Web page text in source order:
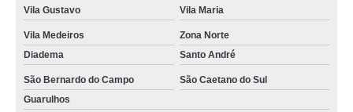
Vila Gustavo Vila Maria
Vila Medeiros
Zona Norte
Diadema
Santo André
São Bernardo do Campo
São Caetano do Sul
Guarulhos